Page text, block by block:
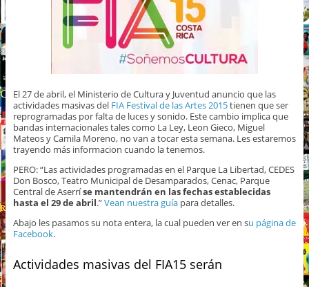
El 27 de abril, el Ministerio de Cultura y Juventud anuncio que las
actividades masivas del FIA Festival de las Artes 2015tienen que ser
reprogramadas por falta de luces y sonido. Este cambio implica que
bandas internacionales tales como La Ley, Leon Gieco, Miguel
Mateos y Camila Moreno, no van a tocar esta semana. Les estaremos
trayendo más informacion cuando la tenemos.
PERO: “Las actividades programadas en el Parque La Libertad, CEDES
Don Bosco, Teatro Municipal de Desamparados, Cenac, Parque
Central de Aserríse mantendrán en las fechas establecidas
hasta el 29 de abril.”Vean nuestra guíapara detalles.
Abajo les pasamos su nota entera, la cual pueden ver en su página de
Facebook.
Actividades masivas del FIA15 serán